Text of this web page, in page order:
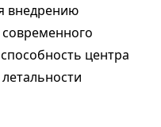
внедрению
центра